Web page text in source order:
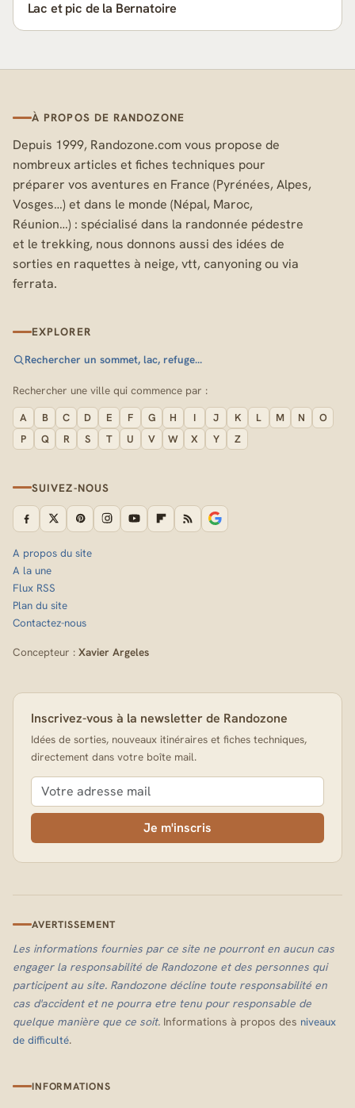
Lac et pic de la Bernatoire
À PROPOS DE RANDOZONE
Depuis 1999, Randozone.com vous propose de
nombreux articles et fiches techniques pour
préparer vos aventures en France (Pyrénées, Alpes,
Vosges…) et dans le monde (Népal, Maroc,
Réunion…) : spécialisé dans la randonnée pédestre
et le trekking, nous donnons aussi des idées de
sorties en raquettes à neige, vtt, canyoning ou via
ferrata.
EXPLORER
Rechercher un sommet, lac, refuge…
Rechercher une ville qui commence par :
A B C D E F G H I J K L M N
O
P
Q R S T U V W X Y Z
SUIVEZ-NOUS
A propos du site
A la une
Flux RSS
Plan du site
Contactez-nous
Concepteur : Xavier Argeles
Inscrivez-vous à la newsletter de Randozone
Idées de sorties, nouveaux itinéraires et fiches techniques,
directement dans votre boîte mail.
Je m'inscris
AVERTISSEMENT
Les informations fournies par ce site ne pourront en aucun cas
engager la responsabilité de Randozone et des personnes qui
participent au site. Randozone décline toute responsabilité en
cas d'accident et ne pourra etre tenu pour responsable de
quelque manière que ce soit. Informations à propos des niveaux
de difficulté.
INFORMATIONS